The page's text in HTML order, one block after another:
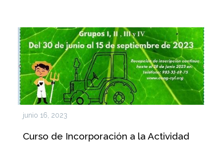
junio 16, 2023
Curso de Incorporación a la Actividad